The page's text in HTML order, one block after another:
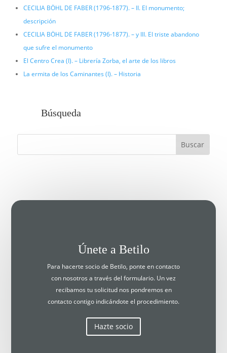
CECILIA BÖHL DE FABER (1796-1877). – II. El monumento;
descripción
CECILIA BÖHL DE FABER (1796-1877). – y III. El triste abandono
que sufre el monumento
El Centro Crea (I). – Librería Zorba, el arte de los libros
La ermita de los Caminantes (I). – Historia
Búsqueda
Únete a Betilo
Para hacerte socio de Betilo, ponte en contacto
con nosotros a través del formulario. Un vez
recibamos tu solicitud nos pondremos en
contacto contigo indicándote el procedimiento.
Hazte socio